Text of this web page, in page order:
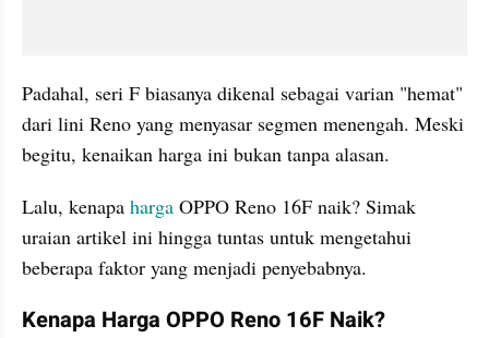
Padahal, seri F biasanya dikenal sebagai varian "hemat"
dari lini Reno yang menyasar segmen menengah. Meski
begitu, kenaikan harga ini bukan tanpa alasan.
Lalu, kenapa harga OPPO Reno 16F naik? Simak
uraian artikel ini hingga tuntas untuk mengetahui
beberapa faktor yang menjadi penyebabnya.
Kenapa Harga OPPO Reno 16F Naik?